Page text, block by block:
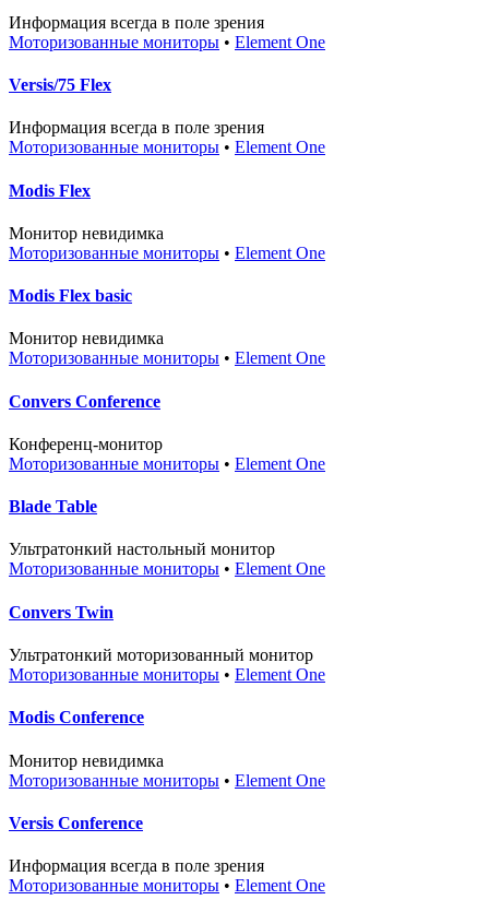
Информация всегда в поле зрения
Моторизованные мониторы • Element One
Versis/75 Flex
Информация всегда в поле зрения
Моторизованные мониторы • Element One
Modis Flex
Монитор невидимка
Моторизованные мониторы • Element One
Modis Flex basic
Монитор невидимка
Моторизованные мониторы • Element One
Convers Conference
Конференц-монитор
Моторизованные мониторы • Element One
Blade Table
Ультратонкий настольный монитор
Моторизованные мониторы • Element One
Convers Twin
Ультратонкий моторизованный монитор
Моторизованные мониторы • Element One
Modis Conference
Монитор невидимка
Моторизованные мониторы • Element One
Versis Conference
Информация всегда в поле зрения
Моторизованные мониторы • Element One